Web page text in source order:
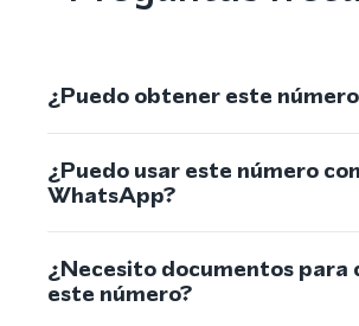
¿Puedo obtener este
¿Puedo usar este número con
WhatsApp?
¿Necesito documentos para
este número?